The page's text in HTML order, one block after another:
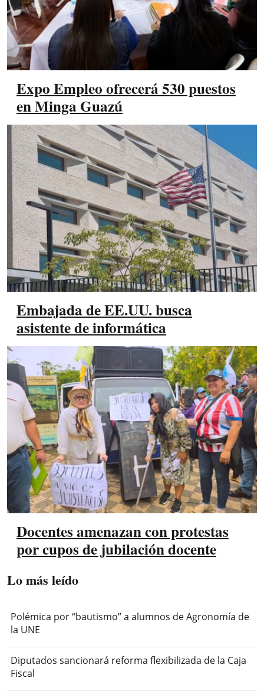
Expo Empleo ofrecerá 530 puestos
en Minga Guazú
Embajada de EE.UU. busca
asistente de informática
Docentes amenazan con protestas
por cupos de jubilación docente
Lo más leído
Polémica por “bautismo” a alumnos de Agronomía de
la UNE
Diputados sancionará reforma flexibilizada de la Caja
Fiscal